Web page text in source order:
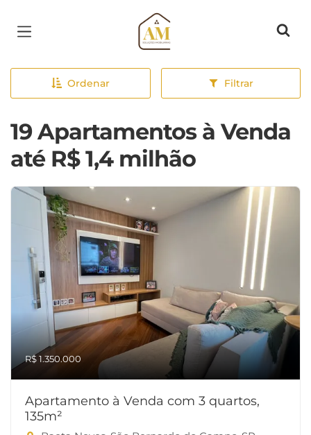
Página inicial
Ordenar Filtrar
19 Apartamentos à Venda
até R$ 1,4 milhão
R$ 1.350.000
Apartamento à Venda com 3 quartos,
135m²